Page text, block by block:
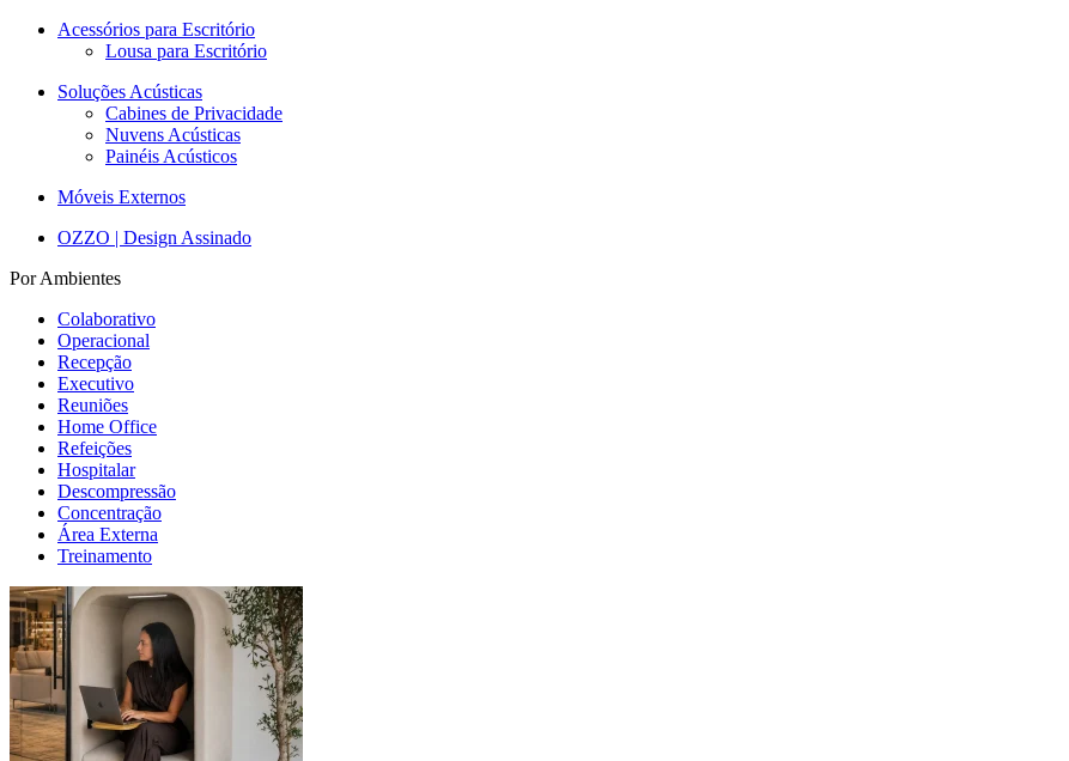
Acessórios para Escritório
Lousa para Escritório
Soluções Acústicas
Cabines de Privacidade
Nuvens Acústicas
Painéis Acústicos
Móveis Externos
OZZO | Design Assinado
Por Ambientes
Colaborativo
Operacional
Recepção
Executivo
Reuniões
Home Office
Refeições
Hospitalar
Descompressão
Concentração
Área Externa
Treinamento